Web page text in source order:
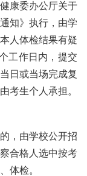
康委办公厅关于
知》执行，由学
人体检结果有疑
工作日内，提交
日或当场完成复
考生个人承担。
，由学校公开招
合格人选中按考
体检。